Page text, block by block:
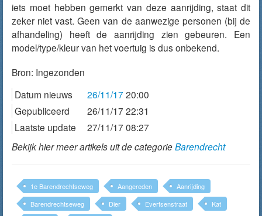
iets moet hebben gemerkt van deze aanrijding, staat dit
zeker niet vast. Geen van de aanwezige personen (bij de
afhandeling) heeft de aanrijding zien gebeuren. Een
model/type/kleur van het voertuig is dus onbekend.
Bron: Ingezonden
Datum nieuws
26/11/17 20:00
Gepubliceerd
26/11/17 22:31
Laatste update
27/11/17 08:27
Bekijk hier meer artikels uit de categorieBarendrecht
1e Barendrechtseweg Aangereden
Aanrijding
Barendrechtseweg
Dier Evertsenstraat
Kat